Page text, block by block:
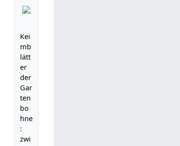
Kei
mb
lätt
er
der
Gar
ten
bo
hne
:
zwi